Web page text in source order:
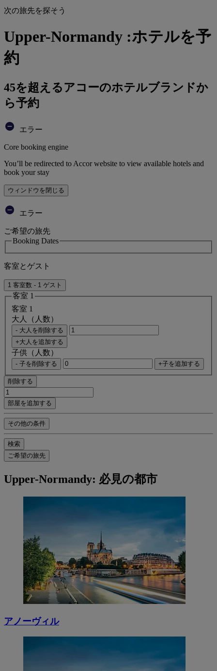
次の旅先を探そう
Upper-Normandy :ホテルを予
約
45を超えるアコーのホテルブランドか
ら予約
エラー
Core booking engine
You’ll be redirected to Accor website to view available hotels and
book your stay
ウィンドウを閉じる
エラー
ご希望の旅先
Booking Dates
客室とゲスト
1 客室数 - 1 ゲスト
客室 1
客室 1
大人（人数）
- 大人を削除する
+大人を追加する
子供（人数）
- 子を削除する +子を追加する
削除する
部屋を追加する
その他の条件
検索
ご希望の旅先
Upper-Normandy: 必見の都市
アノーヴィル